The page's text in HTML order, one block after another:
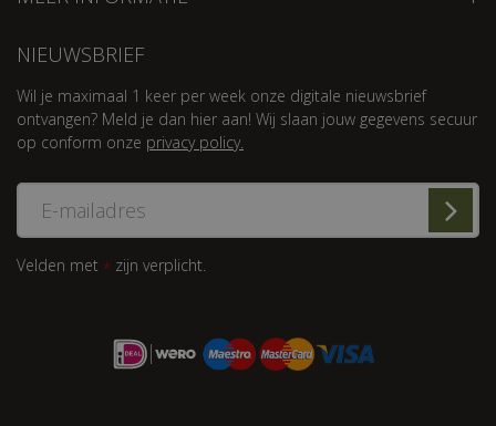
NIEUWSBRIEF
Wil je maximaal 1 keer per week onze digitale nieuwsbrief
ontvangen? Meld je dan hier aan! Wij slaan jouw gegevens secuur
op conform onze privacy policy.
Velden met * zijn verplicht.